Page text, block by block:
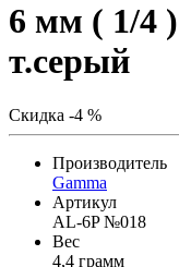
6 мм ( 1/4
т.серый
Скидка -4 %
Производитель
Gamma
Артикул
AL-6P №018
Вес
4,4 грамм